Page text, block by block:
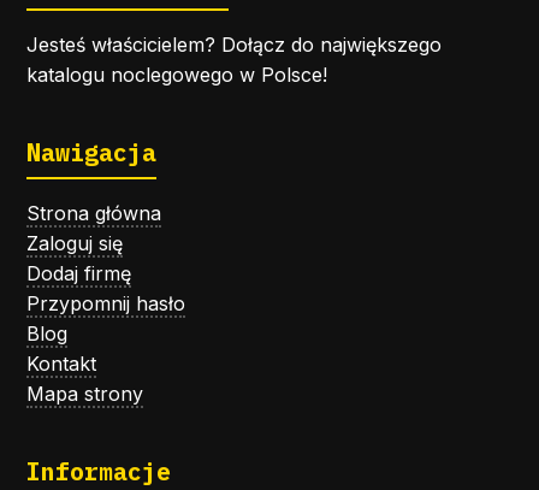
Jesteś właścicielem? Dołącz do największego
katalogu noclegowego w Polsce!
Nawigacja
Strona główna
Zaloguj się
Dodaj firmę
Przypomnij hasło
Blog
Kontakt
Mapa strony
Informacje